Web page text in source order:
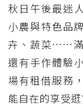
秋日午後最迷
小農與特色品
卉、蔬菜……滿
還有手作體驗
場有租借服務
能自在的享受